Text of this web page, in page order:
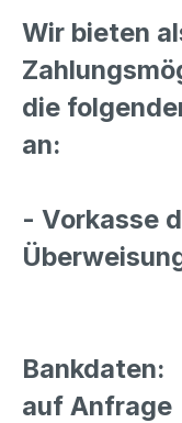
Wir bieten
die
an:
- Vorkasse
Bankdaten:
auf Anfrage